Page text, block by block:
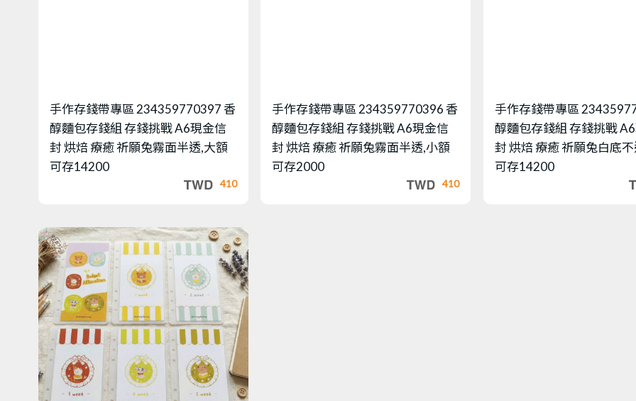
手作存錢帶專區 234359770397 香
醇麵包存錢組 存錢挑戰 A6現金信
封 烘焙 療癒 祈願兔霧面半透,大額
可存14200
410
手作存錢帶專區 234359770396 香
醇麵包存錢組 存錢挑戰 A6現金信
封 烘焙 療癒 祈願兔霧面半透,小額
可存2000
410
手作存錢帶專區
醇麵包存錢組 存錢挑戰
封 烘焙 療癒 祈願兔白底
可存14200